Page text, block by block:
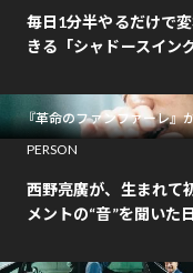
毎日1分半やるだけで
きる「シャドースイン
『革命のファンファーレ』
PERSON
西野亮廣が、生まれて
メントの“音”を聞いた